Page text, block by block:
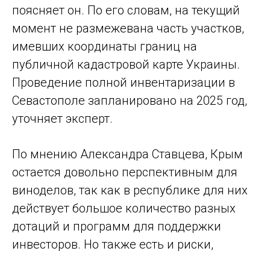
поясняет он. По его словам, на текущий
момент не размежевана часть участков,
имевших координаты границ на
публичной кадастровой карте Украины.
Проведение полной инвентаризации в
Севастополе запланировано на 2025 год,
уточняет эксперт.
По мнению Александра Ставцева, Крым
остается довольно перспективным для
виноделов, так как в республике для них
действует большое количество разных
дотаций и программ для поддержки
инвесторов. Но также есть и риски,